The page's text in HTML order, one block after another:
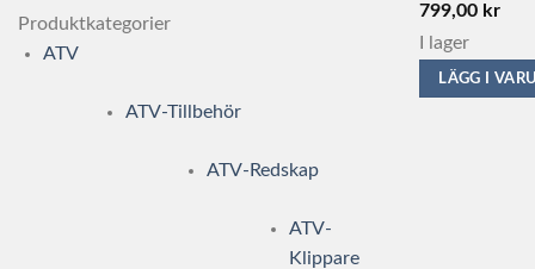
Produktkategorier
ATV
ATV-Tillbehör
ATV-Redskap
ATV-
Klippare
799,00 kr
I lager
LÄGG I